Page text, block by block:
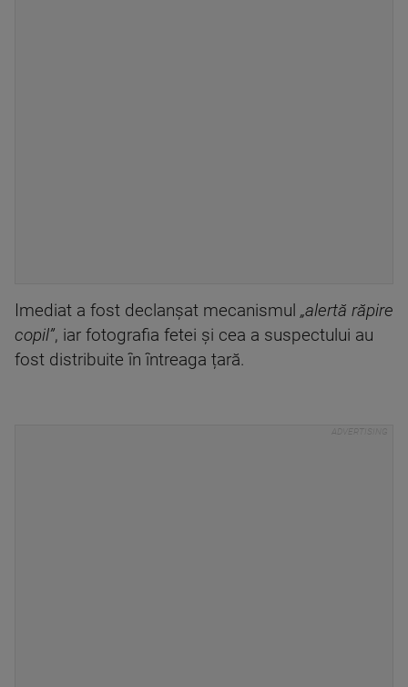
Imediat a fost declanșat mecanismul „alertă răpire
copil”, iar fotografia fetei și cea a suspectului au
fost distribuite în întreaga țară.